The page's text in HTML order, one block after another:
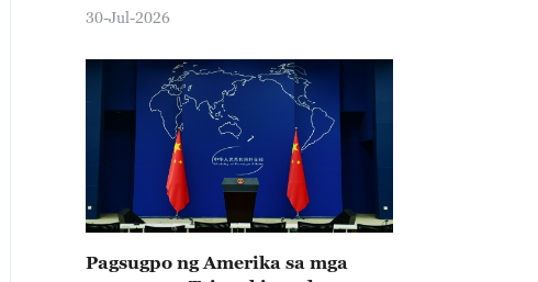
30-Jul-2026
Pagsugpo ng Amerika sa mga